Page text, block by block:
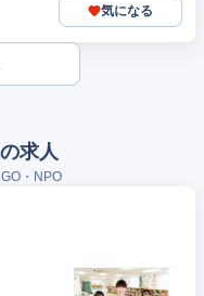
気になる
求人
・NPO